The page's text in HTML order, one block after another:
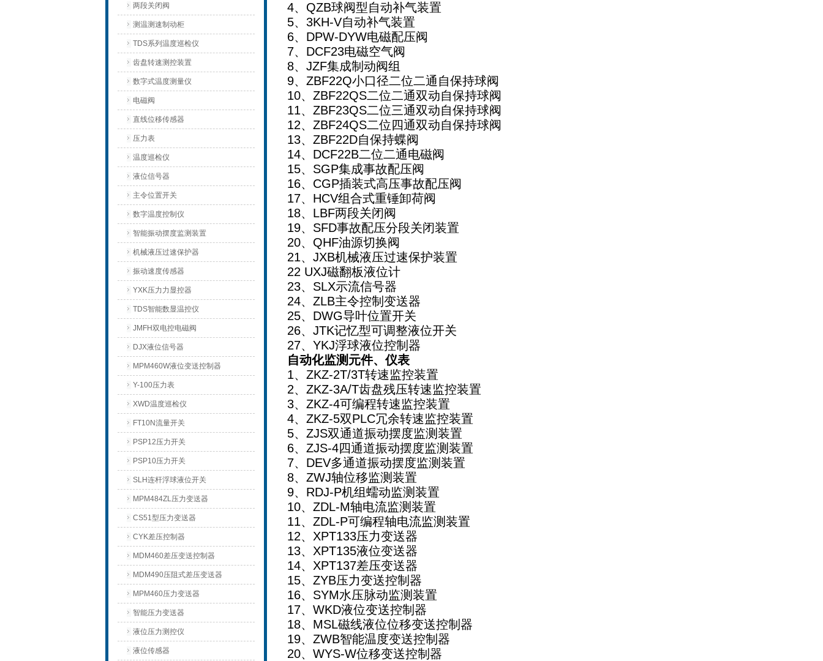
两段关闭阀
测温测速制动柜
TDS系列温度巡检仪
齿盘转速测控装置
数字式温度测量仪
电磁阀
直线位移传感器
压力表
温度巡检仪
液位信号器
主令位置开关
数字温度控制仪
智能振动摆度监测装置
机械液压过速保护器
振动速度传感器
YXK压力力显控器
TDS智能数显温控仪
JMFH双电控电磁阀
DJX液位信号器
MPM460W液位变送控制器
Y-100压力表
XWD温度巡检仪
FT10N流量开关
PSP12压力开关
PSP10压力开关
SLH连杆浮球液位开关
MPM484ZL压力变送器
CS51型压力变送器
CYK差压控制器
MDM460差压变送控制器
MDM490压阻式差压变送器
MPM460压力变送器
智能压力变送器
液位压力测控仪
液位传感器
4、QZB球阀型自动补气装置
5、3KH-V自动补气装置
6、DPW-DYW电磁配压阀
7、DCF23电磁空气阀
8、JZF集成制动阀组
9、ZBF22Q小口径二位二通自保持球阀
10、ZBF22QS二位二通双动自保持球阀
11、ZBF23QS二位三通双动自保持球阀
12、ZBF24QS二位四通双动自保持球阀
13、ZBF22D自保持蝶阀
14、DCF22B二位二通电磁阀
15、SGP集成事故配压阀
16、CGP插装式高压事故配压阀
17、HCV组合式重锤卸荷阀
18、LBF两段关闭阀
19、SFD事故配压分段关闭装置
20、QHF油源切换阀
21、JXB机械液压过速保护装置
22 UXJ磁翻板液位计
23、SLX示流信号器
24、ZLB主令控制变送器
25、DWG导叶位置开关
26、JTK记忆型可调整液位开关
27、YKJ浮球液位控制器
自动化监测元件、仪表
1、ZKZ-2T/3T转速监控装置
2、ZKZ-3A/T齿盘残压转速监控装置
3、ZKZ-4可编程转速监控装置
4、ZKZ-5双PLC冗余转速监控装置
5、ZJS双通道振动摆度监测装置
6、ZJS-4四通道振动摆度监测装置
7、DEV多通道振动摆度监测装置
8、ZWJ轴位移监测装置
9、RDJ-P机组蠕动监测装置
10、ZDL-M轴电流监测装置
11、ZDL-P可编程轴电流监测装置
12、XPT133压力变送器
13、XPT135液位变送器
14、XPT137差压变送器
15、ZYB压力变送控制器
16、SYM水压脉动监测装置
17、WKD液位变送控制器
18、MSL磁线液位位移变送控制器
19、ZWB智能温度变送控制器
20、WYS-W位移变送控制器